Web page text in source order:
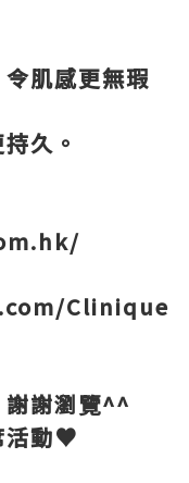
肌感更無瑕
久。
Clinique
謝瀏覽^^
動♥